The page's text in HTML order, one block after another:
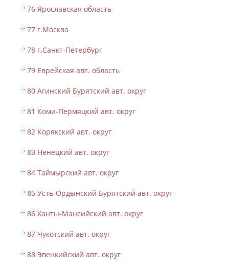
76 Ярославская область
77 г.Москва
78 г.Санкт-Петербург
79 Еврейская авт. область
80 Агинский Бурятский авт. округ
81 Коми-Пермяцкий авт. округ
82 Корякский авт. округ
83 Ненецкий авт. округ
84 Таймырский авт. округ
85 Усть-Ордынский Бурятский авт. округ
86 Ханты-Мансийский авт. округ
87 Чукотский авт. округ
88 Эвенкийский авт. округ